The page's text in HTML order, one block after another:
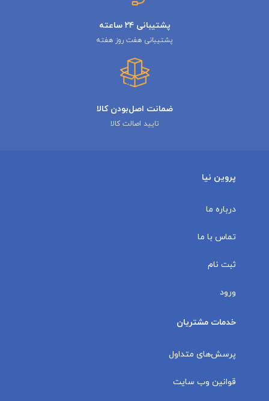
پشتیبانی ۲۴ ساعته
پشتیبانی هفت روز هفته
ضمانت اصل‌بودن کالا
تایید اصالت کالا
پروین نیا
درباره ما
تماس با ما
ثبت نام
ورود
خدمات مشتریان
پرسش‌های متداول
قوانین وب سایت